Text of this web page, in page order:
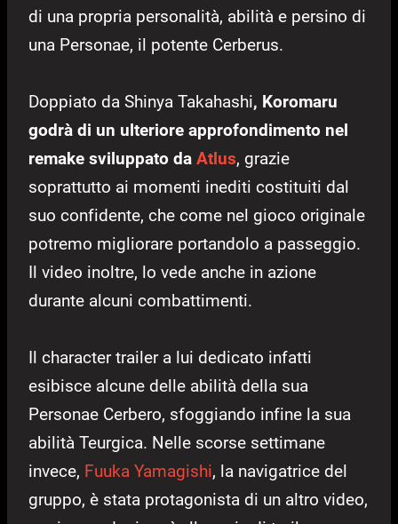
di una propria personalità, abilità e persino di
una Personae, il potente Cerberus.
Doppiato da Shinya Takahashi, Koromaru
godrà di un ulteriore approfondimento nel
remake sviluppato da Atlus, grazie
soprattutto ai momenti inediti costituiti dal
suo confidente, che come nel gioco originale
potremo migliorare portandolo a passeggio.
Il video inoltre, lo vede anche in azione
durante alcuni combattimenti.
Il character trailer a lui dedicato infatti
esibisce alcune delle abilità della sua
Personae Cerbero, sfoggiando infine la sua
abilità Teurgica. Nelle scorse settimane
invece, Fuuka Yamagishi, la navigatrice del
gruppo, è stata protagonista di un altro video,